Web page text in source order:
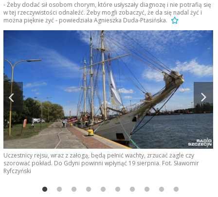
- Żeby dodać sił osobom chorym, które usłyszały diagnozę i nie potrafią się
w tej rzeczywistości odnaleźć. Żeby mogli zobaczyć, że da się nadal żyć i
można pięknie żyć - powiedziała Agnieszka Duda-Ptasińska.
Uczestnicy rejsu, wraz z załogą, będą pełnić wachty, zrzucać żagle czy
szorować pokład. Do Gdyni powinni wpłynąć 19 sierpnia. Fot. Sławomir
Ryfczyński